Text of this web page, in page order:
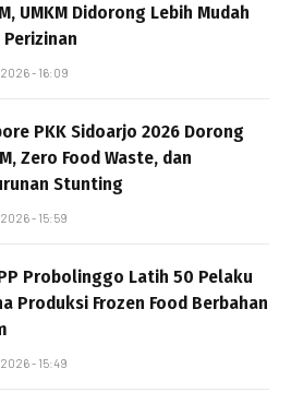
UMKM Didorong Lebih Mudah
Perizinan
- 16:09
PKK Sidoarjo 2026 Dorong
Zero Food Waste, dan
Stunting
- 15:59
Probolinggo Latih 50 Pelaku
Produksi Frozen Food Berbahan
- 15:49